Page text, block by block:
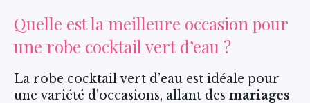
Quelle est la meilleure occasion pour
une robe cocktail vert d’eau ?
La robe cocktail vert d’eau est idéale pour
une variété d’occasions, allant des mariages